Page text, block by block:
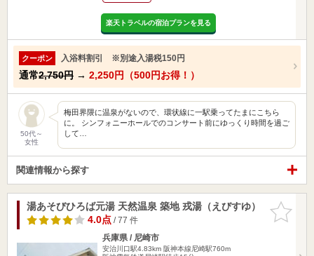
楽天トラベルの宿泊プランを見る
クーポン 入浴料割引 ※別途入湯税150円
通常2,750円 → 2,250円（500円お得！）
50代～
女性
梅田界隈に温泉がないので、環状線に一駅乗ってたまにこちら
に。 シンフォニーホールでのコンサート前にゆっくり時間を過ご
して…
関連情報から探す
お気に入
りに追加
湯あそびひろば元湯 天然温泉 築地 戎湯（えびすゆ）
4.0点/ 77 件
兵庫県 / 尼崎市
安治川口駅4.83km 阪神本線尼崎駅760m